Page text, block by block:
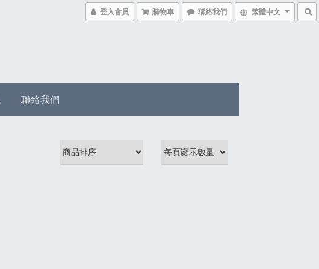
登入會員 購物車 聯絡我們 繁體中文
聯絡我們